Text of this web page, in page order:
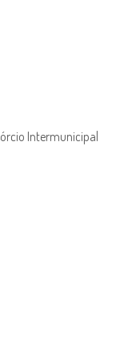
Intermunicipal